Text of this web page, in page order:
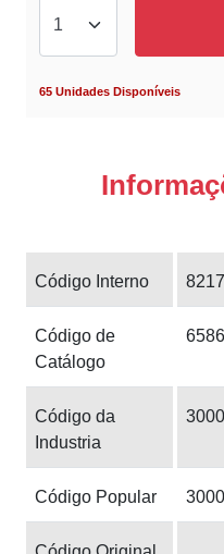
65 Unidades Disponíveis
Código Interno
Código de
Catálogo
6586
Código da
Industria
Código Popular